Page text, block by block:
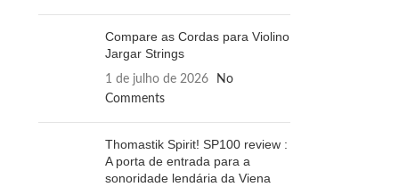
Compare as Cordas para Violino
Jargar Strings
1 de julho de 2026
No
Comments
Thomastik Spirit! SP100 review :
A porta de entrada para a
sonoridade lendária da Viena